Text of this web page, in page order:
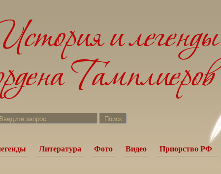
Литература Фото Видео Приорство РФ